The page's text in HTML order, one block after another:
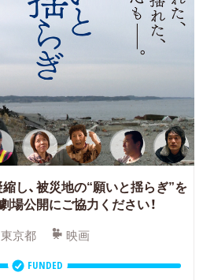
し、被災地の“願いと揺らぎ”を
場公開にご協力ください！
東京都 映画
FUNDED